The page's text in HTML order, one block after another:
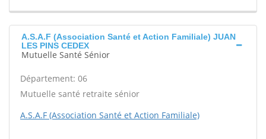
A.S.A.F (Association Santé et Action Familiale) JUAN
LES PINS CEDEX
Mutuelle Santé Sénior
Département: 06
Mutuelle santé retraite sénior
A.S.A.F (Association Santé et Action Familiale)